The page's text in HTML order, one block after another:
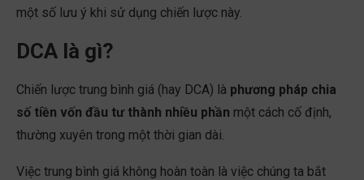
một số lưu ý khi sử dụng chiến lược này.
DCA là gì?
Chiến lược trung bình giá (hay DCA) là phương pháp chia
số tiền vốn đầu tư thành nhiều phần một cách cố định,
thường xuyên trong một thời gian dài.
Việc trung bình giá không hoàn toàn là việc chúng ta bắt